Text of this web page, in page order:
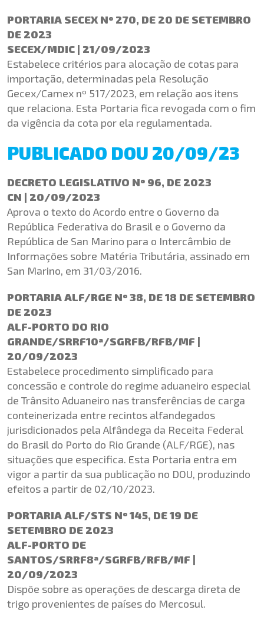
PORTARIA SECEX Nº 270, DE 20 DE SETEMBRO
DE 2023
SECEX/MDIC | 21/09/2023
Estabelece critérios para alocação de cotas para
importação, determinadas pela Resolução
Gecex/Camex nº 517/2023, em relação aos itens
que relaciona. Esta Portaria fica revogada com o fim
da vigência da cota por ela regulamentada.
PUBLICADO DOU 20/09/23
DECRETO LEGISLATIVO Nº 96, DE 2023
CN | 20/09/2023
Aprova o texto do Acordo entre o Governo da
República Federativa do Brasil e o Governo da
República de San Marino para o Intercâmbio de
Informações sobre Matéria Tributária, assinado em
San Marino, em 31/03/2016.
PORTARIA ALF/RGE Nº 38, DE 18 DE SETEMBRO
DE 2023
ALF-PORTO DO RIO
GRANDE/SRRF10ª/SGRFB/RFB/MF |
20/09/2023
Estabelece procedimento simplificado para
concessão e controle do regime aduaneiro especial
de Trânsito Aduaneiro nas transferências de carga
conteinerizada entre recintos alfandegados
jurisdicionados pela Alfândega da Receita Federal
do Brasil do Porto do Rio Grande (ALF/RGE), nas
situações que especifica. Esta Portaria entra em
vigor a partir da sua publicação no DOU, produzindo
efeitos a partir de 02/10/2023.
PORTARIA ALF/STS Nº 145, DE 19 DE
SETEMBRO DE 2023
ALF-PORTO DE
SANTOS/SRRF8ª/SGRFB/RFB/MF |
20/09/2023
Dispõe sobre as operações de descarga direta de
trigo provenientes de países do Mercosul.